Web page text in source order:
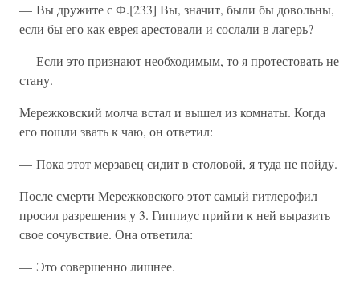
— Вы дружите с Ф.[233] Вы, значит, были бы довольны,
если бы его как еврея арестовали и сослали в лагерь?
— Если это признают необходимым, то я протестовать не
стану.
Мережковский молча встал и вышел из комнаты. Когда
его пошли звать к чаю, он ответил:
— Пока этот мерзавец сидит в столовой, я туда не пойду.
После смерти Мережковского этот самый гитлерофил
просил разрешения у 3. Гиппиус прийти к ней выразить
свое сочувствие. Она ответила:
— Это совершенно лишнее.